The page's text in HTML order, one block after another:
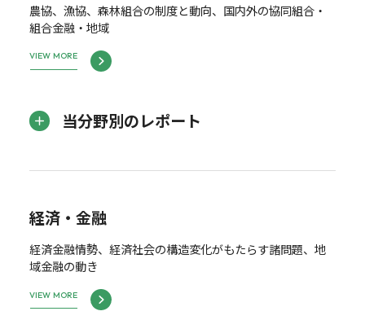
農協、漁協、森林組合の制度と動向、国内外の協同組合・
組合金融・地域
VIEW MORE
当分野別のレポート
経済・金融
経済金融情勢、経済社会の構造変化がもたらす諸問題、地
域金融の動き
VIEW MORE